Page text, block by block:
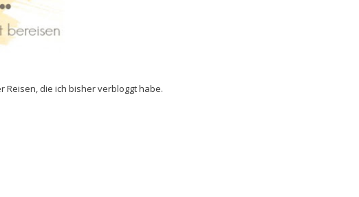
Reisen, die ich bisher verbloggt habe.